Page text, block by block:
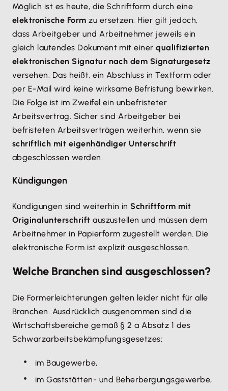
Möglich ist es heute, die Schriftform durch eine
elektronische Form zu ersetzen: Hier gilt jedoch,
dass Arbeitgeber und Arbeitnehmer jeweils ein
gleich lautendes Dokument mit einerqualifizierten
elektronischen Signatur nach dem Signaturgesetz
versehen. Das heißt, ein Abschluss in Textform oder
per E-Mail wird keine wirksame Befristung bewirken.
Die Folge ist im Zweifel ein unbefristeter
Arbeitsvertrag. Sicher sind Arbeitgeber bei
befristeten Arbeitsverträgen weiterhin, wenn sie
schriftlich mit eigenhändiger Unterschrift
abgeschlossen werden.
Kündigungen
Kündigungen sind weiterhin inSchriftform mit
Originalunterschrift auszustellen und müssen dem
Arbeitnehmer in Papierform zugestellt werden. Die
elektronische Form ist explizit ausgeschlossen.
Welche Branchen sind ausgeschlossen?
Die Formerleichterungen gelten leider nicht für alle
Branchen. Ausdrücklich ausgenommen sind die
Wirtschaftsbereiche gemäß § 2 a Absatz 1 des
Schwarzarbeitsbekämpfungsgesetzes:
im Baugewerbe,
im Gaststätten- und Beherbergungsgewerbe,